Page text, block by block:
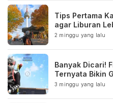
Tips Pertama
agar Liburan
2 minggu yang lalu
Banyak Dicari!
Ternyata Bikin
3 minggu yang lalu